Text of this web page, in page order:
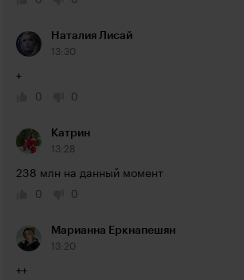
Наталия Лисай
13:30
+
0
0
Катрин
13:28
238 млн на данный момент
0
0
Марианна Еркнапешян
13:20
++